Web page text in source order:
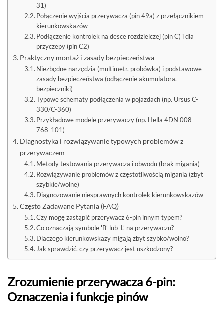
31)
Połączenie wyjścia przerywacza (pin 49a) z przełącznikiem
kierunkowskazów
Podłączenie kontrolek na desce rozdzielczej (pin C) i dla
przyczepy (pin C2)
Praktyczny montaż i zasady bezpieczeństwa
Niezbędne narzędzia (multimetr, probówka) i podstawowe
zasady bezpieczeństwa (odłączenie akumulatora,
bezpieczniki)
Typowe schematy podłączenia w pojazdach (np. Ursus C-
330/C-360)
Przykładowe modele przerywaczy (np. Hella 4DN 008
768-101)
Diagnostyka i rozwiązywanie typowych problemów z
przerywaczem
Metody testowania przerywacza i obwodu (brak migania)
Rozwiązywanie problemów z częstotliwością migania (zbyt
szybkie/wolne)
Diagnozowanie niesprawnych kontrolek kierunkowskazów
Często Zadawane Pytania (FAQ)
Czy mogę zastąpić przerywacz 6-pin innym typem?
Co oznaczają symbole 'B’ lub 'L’ na przerywaczu?
Dlaczego kierunkowskazy migają zbyt szybko/wolno?
Jak sprawdzić, czy przerywacz jest uszkodzony?
Zrozumienie przerywacza 6-pin:
Oznaczenia i funkcje pinów